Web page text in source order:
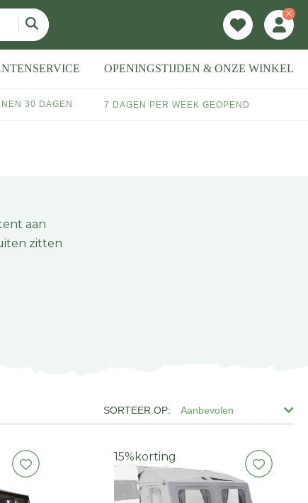
OPENINGSTIJDEN & ONZE WINKEL
30 DAGEN 7 DAGEN PER WEEK GEOPEND
aan
zitten
Aanbevolen
15% korting